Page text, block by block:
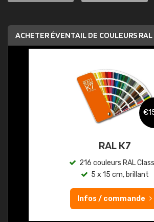
ACHETER ÉVENTAIL DE COULEURS RAL
RAL K7
216 couleurs RAL
5 x 15 cm, brillant
Infos / commande